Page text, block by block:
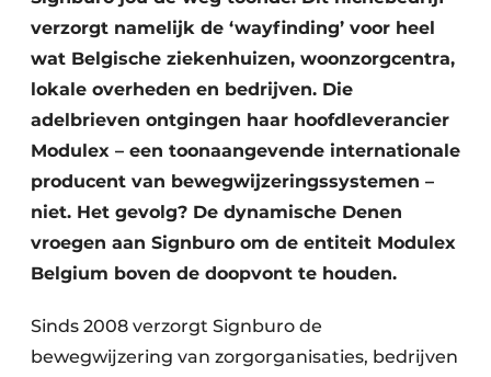
HVAC
Interieurarchitectuur
Keukens
Renovatie
Software
Toegangscontrole
Veiligheid & Opleiding
Zonwering
verzorgt namelijk de ‘wayfinding’ voor heel
wat Belgische ziekenhuizen, woonzorgcentra,
lokale overheden en bedrijven. Die
adelbrieven ontgingen haar hoofdleverancier
Modulex – een toonaangevende internationale
producent van bewegwijzeringssystemen –
niet. Het gevolg? De dynamische Denen
vroegen aan Signburo om de entiteit Modulex
Belgium boven de doopvont te houden.
Sinds 2008 verzorgt Signburo de
bewegwijzering van zorgorganisaties, bedrijven